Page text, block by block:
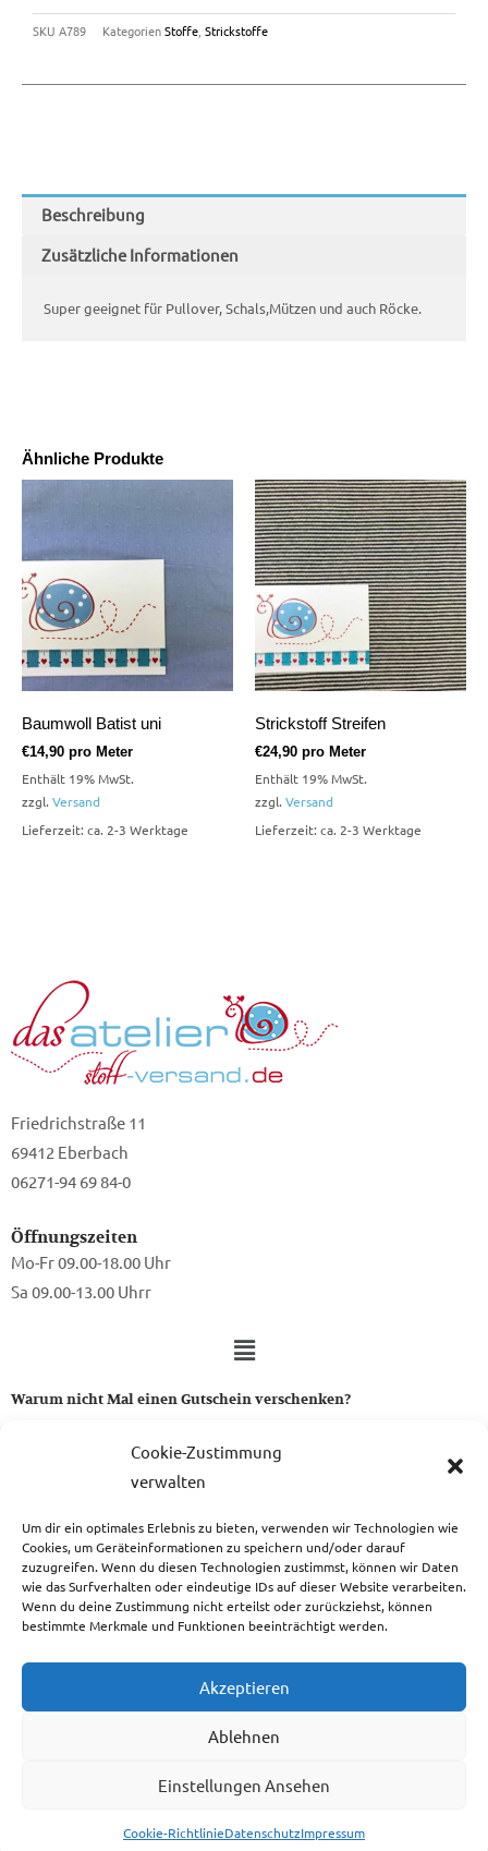
Cookie-Zustimmung
verwalten
Um dir ein optimales Erlebnis zu bieten, verwenden wir Technologien wie
Cookies, um Geräteinformationen zu speichern und/oder darauf
zuzugreifen. Wenn du diesen Technologien zustimmst, können wir Daten
wie das Surfverhalten oder eindeutige IDs auf dieser Website verarbeiten.
Wenn du deine Zustimmung nicht erteilst oder zurückziehst, können
bestimmte Merkmale und Funktionen beeinträchtigt werden.
Akzeptieren
Ablehnen
Einstellungen Ansehen
Cookie-RichtlinieDatenschutzImpressum
Ähnliche Produkte
Baumwoll Batist uni
€14,90 pro Meter
Enthält 19% MwSt.
zzgl. Versand
Lieferzeit: ca. 2-3 Werktage
Strickstoff Streifen
€24,90 pro Meter
Enthält 19% MwSt.
zzgl. Versand
Lieferzeit: ca. 2-3 Werktage
SKU A789 KategorienStoffe Strickstoffe
Beschreibung
Zusätzliche Informationen
Super geeignet für Pullover, Schals,Mützen und auch Röcke.
Friedrichstraße 11
69412 Eberbach
06271-94 69 84-0
Öffnungszeiten
Mo-Fr 09.00-18.00 Uhr
Sa 09.00-13.00 Uhrr
Warum nicht Mal einen Gutschein verschenken?
Ein Gutschein von uns ist das perfekte Geschenk für alle Stoff-
zum Gutschein
Copyright © 2026 Das Atelier